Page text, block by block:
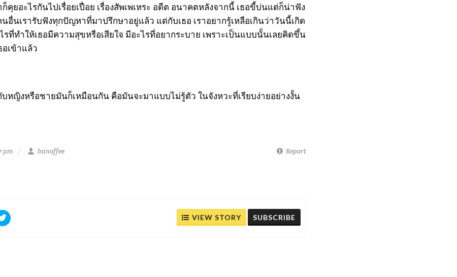
ก็คุยอะไรกันไปเรื่อยเปื่อย เรื่องสัพเพเหระ อดีต อนาคตหลังจากนี้ เธอขี้บ่นแต่ก็น่าฟัง
นอื่นเรารับฟังทุกปัญหาที่มาปรึกษาอยู่แล้ว แต่กับเธอ เราอยากรู้เหลือเกินว่าวันนี้เกิด
รที่ทำให้เธอมีความสุขหรือเสียใจ มีอะไรที่อยากระบาย เพราะเป็นแบบนั้นเลยคิดขึ้น
อเข้าแล้ว
หญิงหรือชายมันก็เหมือนกัน คือมันจะมาแบบไม่รู้ตัว ในจังหวะที่เรียบง่ายอย่างงั้น
pm banoffee Report
VIEW STORY SUBSCRIBE